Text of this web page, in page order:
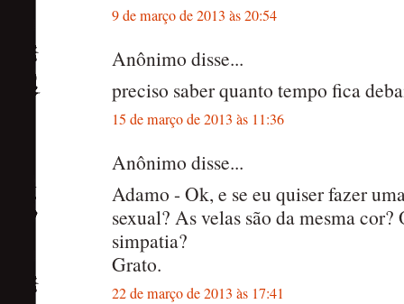
9 de março de 2013 às 20:54
Anônimo disse...
preciso saber quanto tempo fica
15 de março de 2013 às 11:36
Anônimo disse...
Adamo - Ok, e se eu quiser fazer
sexual? As velas são da mesma cor?
simpatia?
Grato.
22 de março de 2013 às 17:41